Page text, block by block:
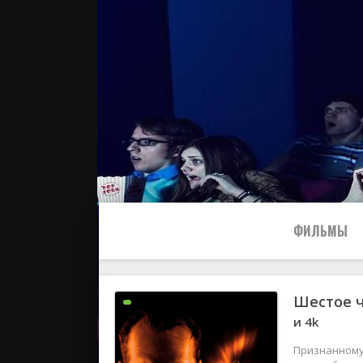
ФИЛЬМЫ
Все
Шестое
и 4k